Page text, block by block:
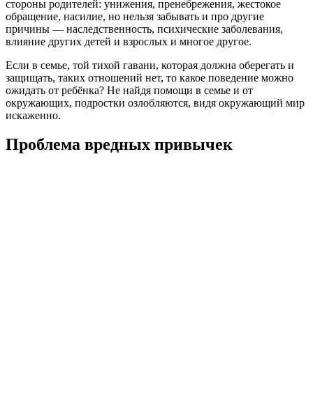
стороны родителей: унижения, пренебрежения, жестокое
обращение, насилие, но нельзя забывать и про другие
причины — наследственность, психические заболевания,
влияние других детей и взрослых и многое другое.
Если в семье, той тихой гавани, которая должна оберегать и
защищать, таких отношений нет, то какое поведение можно
ожидать от ребёнка? Не найдя помощи в семье и от
окружающих, подростки озлобляются, видя окружающий мир
искаженно.
Проблема вредных привычек